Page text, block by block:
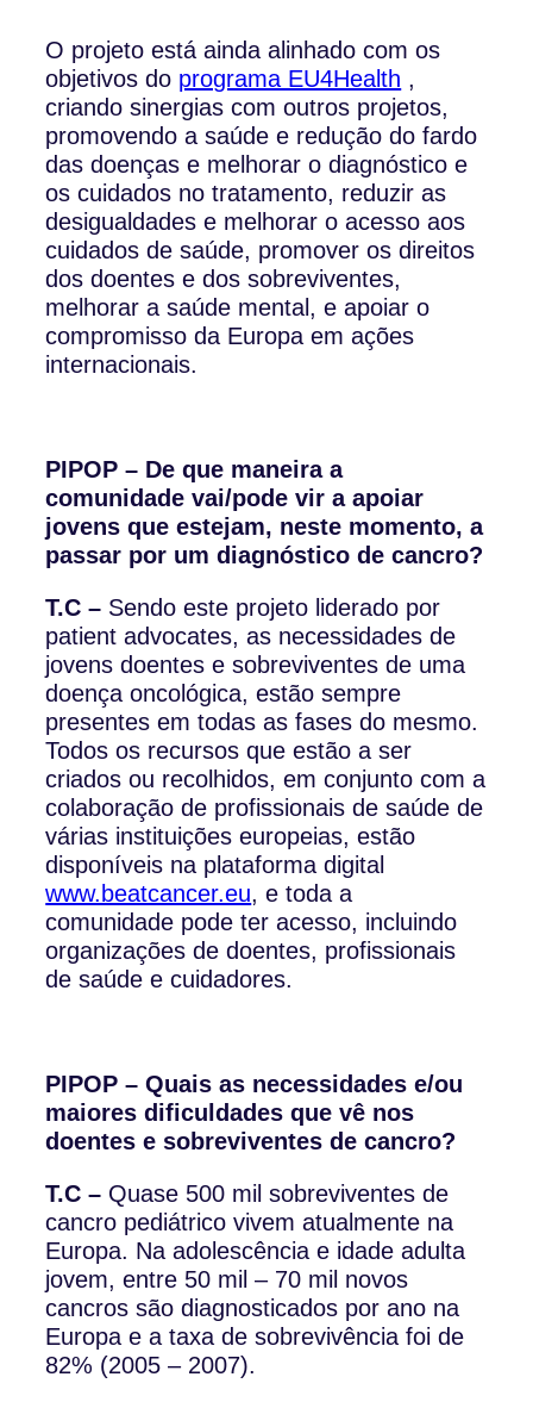
O projeto está ainda alinhado com os
objetivos do programa EU4Health ,
criando sinergias com outros projetos,
promovendo a saúde e redução do fardo
das doenças e melhorar o diagnóstico e
os cuidados no tratamento, reduzir as
desigualdades e melhorar o acesso aos
cuidados de saúde, promover os direitos
dos doentes e dos sobreviventes,
melhorar a saúde mental, e apoiar o
compromisso da Europa em ações
internacionais.
PIPOP – De que maneira a
comunidade vai/pode vir a apoiar
jovens que estejam, neste momento, a
passar por um diagnóstico de cancro?
T.C – Sendo este projeto liderado por
patient advocates, as necessidades de
jovens doentes e sobreviventes de uma
doença oncológica, estão sempre
presentes em todas as fases do mesmo.
Todos os recursos que estão a ser
criados ou recolhidos, em conjunto com a
colaboração de profissionais de saúde de
várias instituições europeias, estão
disponíveis na plataforma digital
www.beatcancer.eu, e toda a
comunidade pode ter acesso, incluindo
organizações de doentes, profissionais
de saúde e cuidadores.
PIPOP – Quais as necessidades e/ou
maiores dificuldades que vê nos
doentes e sobreviventes de cancro?
T.C – Quase 500 mil sobreviventes de
cancro pediátrico vivem atualmente na
Europa. Na adolescência e idade adulta
jovem, entre 50 mil – 70 mil novos
cancros são diagnosticados por ano na
Europa e a taxa de sobrevivência foi de
82% (2005 – 2007).